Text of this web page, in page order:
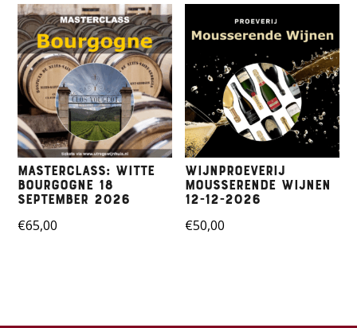
Masterclass: Witte
Bourgogne 18
september 2026
€65,00
Wijnproeverij
mousserende wijnen
12-12-2026
€50,00